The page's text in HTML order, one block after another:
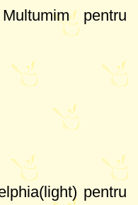
pentru
pentru